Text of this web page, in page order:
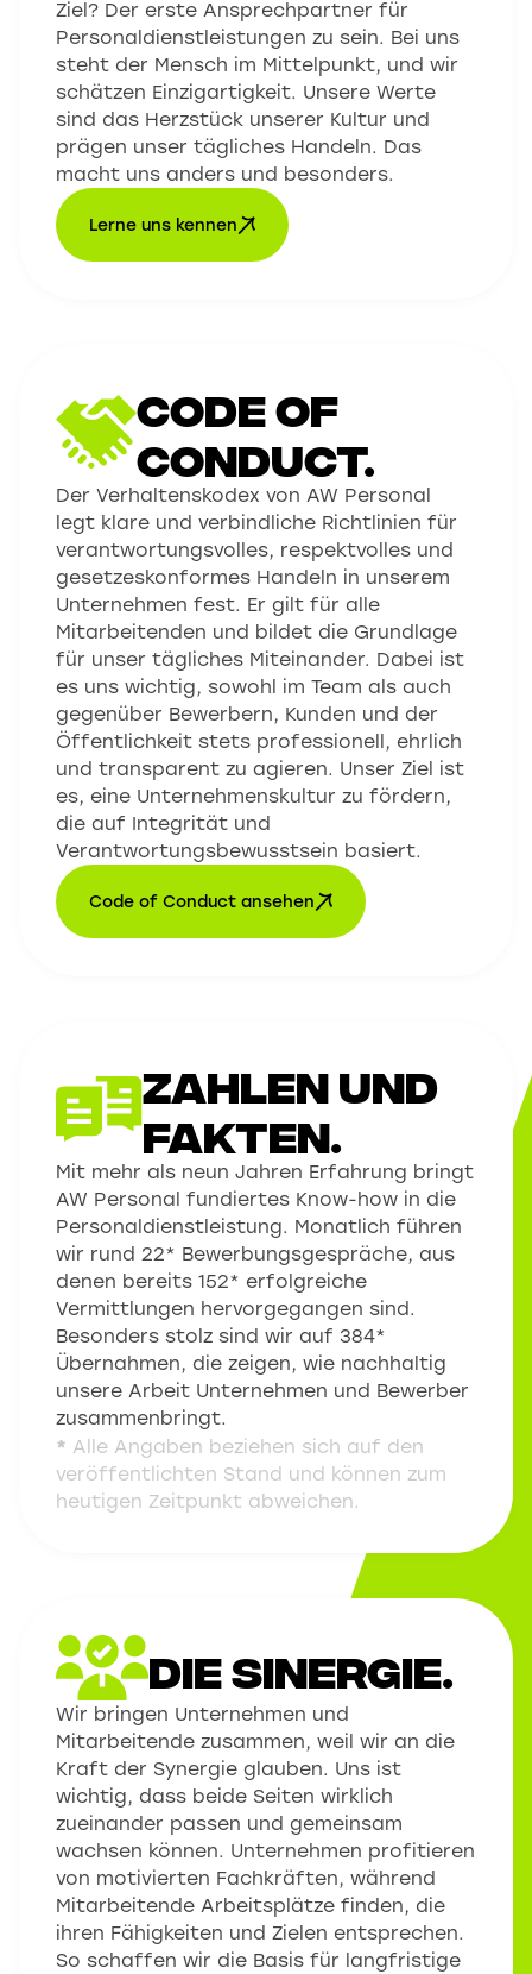
Ziel? Der erste Ansprechpartner für
Personaldienstleistungen zu sein. Bei uns
steht der Mensch im Mittelpunkt, und wir
schätzen Einzigartigkeit. Unsere Werte
sind das Herzstück unserer Kultur und
prägen unser tägliches Handeln. Das
macht uns anders und besonders.
Lerne uns kennen
CODE OF
CONDUCT.
Der Verhaltenskodex von AW Personal
legt klare und verbindliche Richtlinien für
verantwortungsvolles, respektvolles und
gesetzeskonformes Handeln in unserem
Unternehmen fest. Er gilt für alle
Mitarbeitenden und bildet die Grundlage
für unser tägliches Miteinander. Dabei ist
es uns wichtig, sowohl im Team als auch
gegenüber Bewerbern, Kunden und der
Öffentlichkeit stets professionell, ehrlich
und transparent zu agieren. Unser Ziel ist
es, eine Unternehmenskultur zu fördern,
die auf Integrität und
Verantwortungsbewusstsein basiert.
Code of Conduct ansehen
Zahlen und
Fakten.
Mit mehr als neun Jahren Erfahrung bringt
AW Personal fundiertes Know-how in die
Personaldienstleistung. Monatlich führen
wir rund 22* Bewerbungsgespräche, aus
denen bereits 152* erfolgreiche
Vermittlungen hervorgegangen sind.
Besonders stolz sind wir auf 384*
Übernahmen, die zeigen, wie nachhaltig
unsere Arbeit Unternehmen und Bewerber
zusammenbringt.
* Alle Angaben beziehen sich auf den
veröffentlichten Stand und können zum
heutigen Zeitpunkt abweichen.
Die Sinergie.
Wir bringen Unternehmen und
Mitarbeitende zusammen, weil wir an die
Kraft der Synergie glauben. Uns ist
wichtig, dass beide Seiten wirklich
zueinander passen und gemeinsam
wachsen können. Unternehmen profitieren
von motivierten Fachkräften, während
Mitarbeitende Arbeitsplätze finden, die
ihren Fähigkeiten und Zielen entsprechen.
So schaffen wir die Basis für langfristige